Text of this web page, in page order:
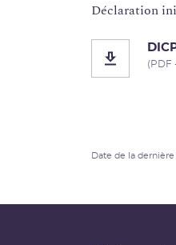
Déclaration
(PDF
Date de la dernière